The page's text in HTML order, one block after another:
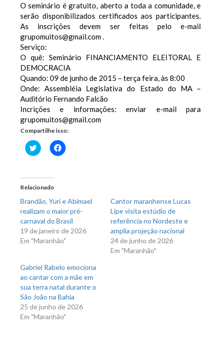
O seminário é gratuito, aberto a toda a comunidade, e
serão disponibilizados certificados aos participantes.
As inscrições devem ser feitas pelo e-mail
grupomuitos@gmail.com .
Serviço:
O quê: Seminário FINANCIAMENTO ELEITORAL E
DEMOCRACIA
Quando: 09 de junho de 2015 – terça feira, às 8:00
Onde: Assembléia Legislativa do Estado do MA –
Auditório Fernando Falcão
Incrições e informações: enviar e-mail para
grupomuitos@gmail.com
Compartilhe isso:
Clique
para
em
nova
janela)
Clique
para
Relacionado
Brandão, Yuri e Abimael
realizam o maior pré-
carnaval do Brasil
19 de janeiro de 2026
Em "Maranhão"
Cantor maranhense Lucas
Lipe visita estúdio de
referência no Nordeste e
amplia projeção nacional
24 de junho de 2026
Em "Maranhão"
Gabriel Rabelo emociona
ao cantar com a mãe em
sua terra natal durante o
São João na Bahia
25 de junho de 2026
Em "Maranhão"